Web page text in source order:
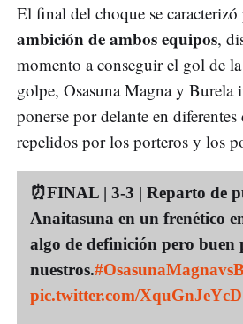
El final del choque se
ambición de ambos equipos,
momento a conseguir el gol de
golpe, Osasuna Magna y Burela
ponerse por delante en
repelidos por los porteros y los
⏰FINAL | 3-3 | Reparto de
Anaitasuna en un frenético
algo de definición pero buen
nuestros.
pic.twitter.com/XquGnJeYcD